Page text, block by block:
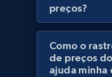
URL, Product id, Title,
Rating, Reviews count,
and more.
1.3K+ 175+
preços?
Como o
de preços
ajuda minha